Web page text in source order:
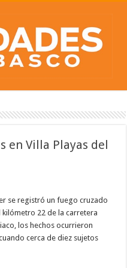
en Villa Playas del
se registró un fuego cruzado
22 de la carretera
los hechos ocurrieron
cerca de diez sujetos